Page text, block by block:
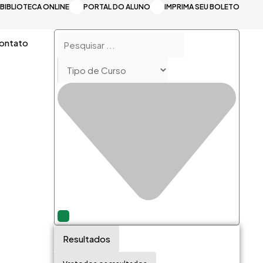
IMPRIMA SEU BOLETO
PORTAL DO ALUNO
BIBLIOTECA ONLINE
...
Resultados